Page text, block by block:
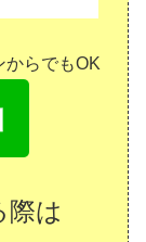
からでもOK
際は